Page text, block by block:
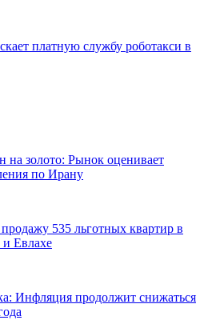
платную службу роботакси в
на золото: Рынок оценивает
по Ирану
535 льготных квартир в
Евлахе
Инфляция продолжит снижаться